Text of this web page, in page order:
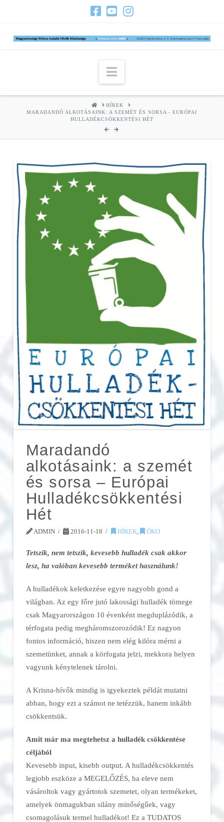
Navigation
HOMEHÍREK
MARADANDÓ ALKOTÁSAINK: A SZEMÉT ÉS SORSA - EURÓPAI
HULLADÉKCSÖKKENTÉSI HÉT
Maradandó
alkotásaink: a szemét
és sorsa – Európai
Hulladékcsökkentési
Hét
ADMIN 2016-11-18 HÍREK, ÖKO
Tetszik, nem tetszik, kevesebb hulladék csak akkor
lesz, ha valóban kevesebb terméket használunk!
A hulladékok keletkezése egyre nagyobb gond a
világban. Az egy főre jutó lakossági hulladék tömege
csak Magyarországon 10 évenként megduplázódik, a
térfogata pedig megháromszorozódik! Ez nagyon
fontos információ, hiszen nem elég kilóra mérni a
szemetünket, annak a körfogata jelzi, mekkora helyen
vagyunk kénytelenek tárolni.
A Krisna-hívők mindig is igyekeztek példát mutatni
abban, hogy ezt a számot ne tetézzük, hanem inkább
csökkentsük.
Amit már ma megtehetsz a hulladék csökkentése
céljából
Kevesebb input, kisebb output. A hulladékcsökkentés
legjobb eszköze a MEGELŐZÉS, ha eleve nem
vásároltok vagy gyártotok szemetet, olyan termékeket,
amelyek önmagukban silány minőségűek, vagy
csomagolásuk termel hulladékot! Ez a TUDATOS